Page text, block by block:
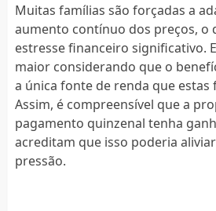
Muitas famílias são forçadas a
aumento contínuo dos preços, o
estresse financeiro significativo.
maior considerando que o
a única fonte de renda que estas
Assim, é compreensível que a
pagamento quinzenal tenha
acreditam que isso poderia
pressão.